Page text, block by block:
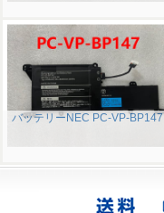
バッテリーNEC PC-VP-BP147